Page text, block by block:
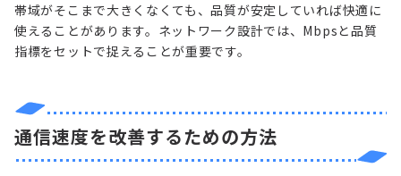
帯域がそこまで大きくなくても、品質が安定していれば快適に
使えることがあります。ネットワーク設計では、Mbpsと品質
指標をセットで捉えることが重要です。
通信速度を改善するための方法